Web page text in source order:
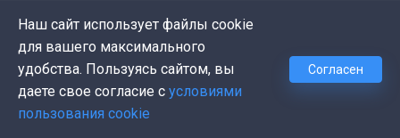
сформированную из отсортированных в
лексикографическом порядке параметров.
Пример:
Наш сайт использует файлы cookie
для вашего максимального
удобства. Пользуясь сайтом, вы
даете свое согласие с условиями
пользования cookie
Согласен